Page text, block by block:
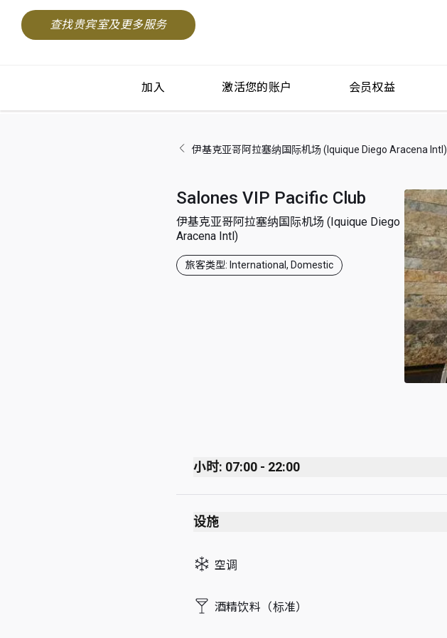
查找贵宾室及更多服务
加入 激活您的账户 会员权益
伊基克亚哥阿拉塞纳国际机场 (Iquique Diego Aracena Intl)
Salones VIP Pacific Club
伊基克亚哥阿拉塞纳国际机场 (Iquique Diego
Aracena Intl)
旅客类型: International, Domestic
小时: 07:00 - 22:00
Monday
Tuesday
Thursday
Friday
设施
空调
酒精饮料（标准）